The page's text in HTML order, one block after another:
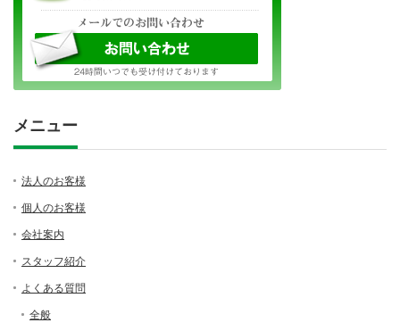
メニュー
法人のお客様
個人のお客様
会社案内
スタッフ紹介
よくある質問
全般